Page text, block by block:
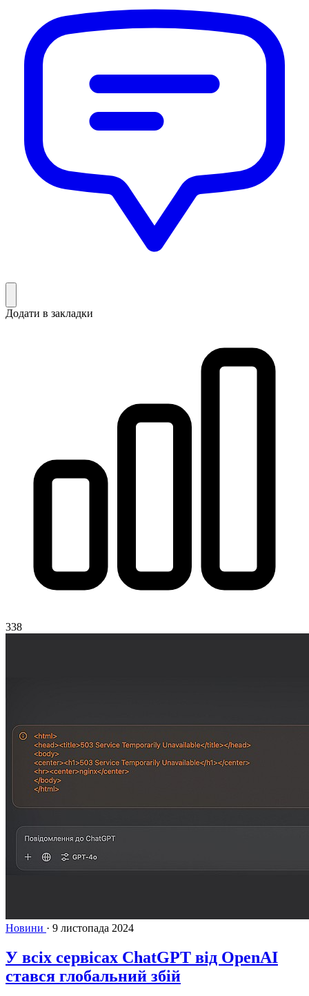
Додати в закладки
338
Новини · 9 листопада 2024
У всіх сервісах ChatGPT від OpenAI
стався глобальний збій